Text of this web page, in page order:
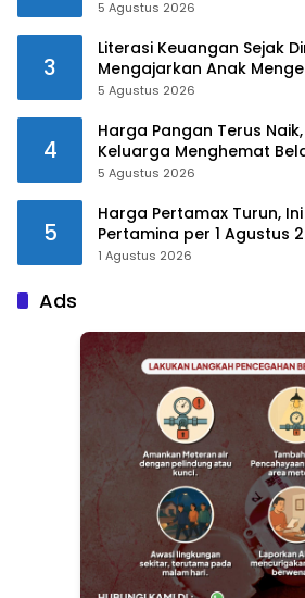
5 Agustus 2026
3
Literasi Keuangan Sejak
Mengajarkan Anak
5 Agustus 2026
4
Harga Pangan Terus
Keluarga Menghemat
5 Agustus 2026
5
Harga Pertamax Turun,
Pertamina per 1 Agustus
1 Agustus 2026
Ads